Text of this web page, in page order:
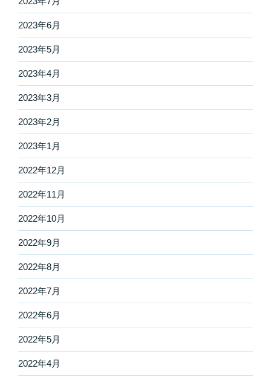
2023年6月
2023年5月
2023年4月
2023年3月
2023年2月
2023年1月
2022年12月
2022年11月
2022年10月
2022年9月
2022年8月
2022年7月
2022年6月
2022年5月
2022年4月